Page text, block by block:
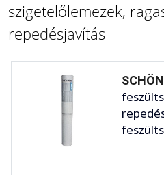
szigetelőlemezek,
repedésjavítás